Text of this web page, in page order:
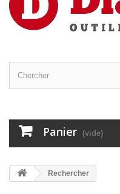
Panier (vide)
Rechercher